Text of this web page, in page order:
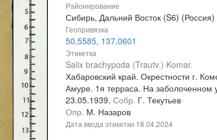
Районирование
Сибирь, Дальний Восток (S6) (Россия)
Геопривязка
50,5585, 137,0601
Этикетка
Salix brachypoda (Trautv.) Komar.
Хабаровский край. Окрестности г.
Амуре. 1я терраса. На заболоченном
23.05.1939. Собр. Г. Текутьев
Опр. М. Назаров
Дата ввода этикетки 18.04.2024